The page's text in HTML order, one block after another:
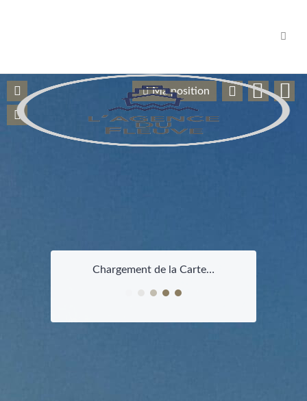
Ma position
Chargement de la Carte…